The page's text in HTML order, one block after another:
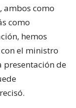
ambos como
como
hemos
el ministro
presentación de